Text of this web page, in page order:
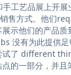
工艺品展上开
售方式。他们
示他们的产品质
没有为此提供
试了 different
的一部分，并且